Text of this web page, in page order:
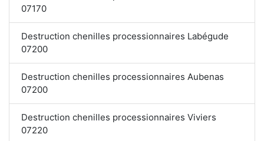
07170
Destruction chenilles processionnaires Labégude
07200
Destruction chenilles processionnaires Aubenas
07200
Destruction chenilles processionnaires Viviers
07220